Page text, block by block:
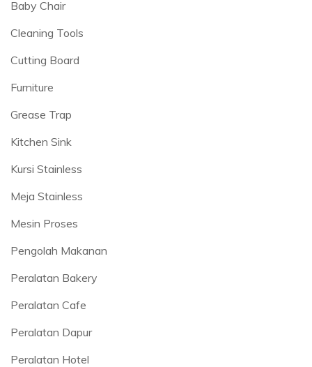
Baby Chair
Cleaning Tools
Cutting Board
Furniture
Grease Trap
Kitchen Sink
Kursi Stainless
Meja Stainless
Mesin Proses
Pengolah Makanan
Peralatan Bakery
Peralatan Cafe
Peralatan Dapur
Peralatan Hotel